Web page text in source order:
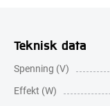
Teknisk data
Spenning (V)
Effekt (W)